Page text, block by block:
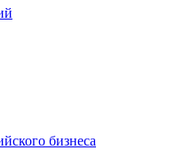
бизнеса